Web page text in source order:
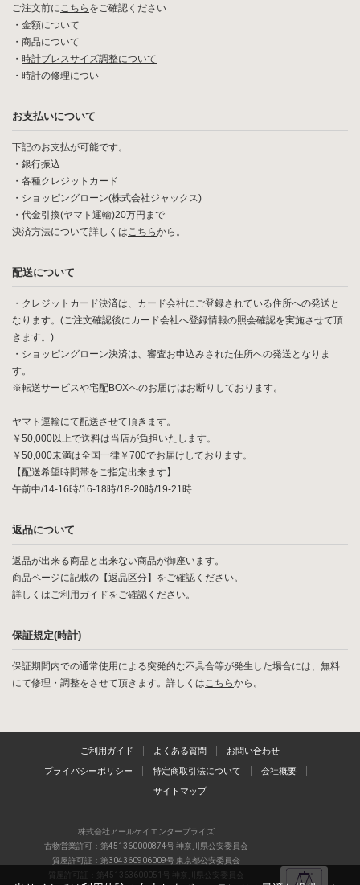
ご注文前にこちら をご確認ください
・ 金額について
・ 商品について
・ 時計ブレスサイズ調整について
・ 時計の修理につい
お支払いについて
下記のお支払が可能です。
・銀行振込
・各種クレジットカード
・ショッピングローン(株式会社ジャックス)
・代金引換(ヤマト運輸)20万円まで
決済方法について詳しくはこちらから。
配送について
・クレジットカード決済は、カード会社にご登録されている住所への発送と
なります。(ご注文確認後にカード会社へ登録情報の照会確認を実施させて頂
きます。)
・ショッピングローン決済は、審査お申込みされた住所への発送となりま
す。
※転送サービスや宅配BOXへのお届けはお断りしております。
ヤマト運輸にて配送させて頂きます。
￥50,000以上で送料は当店が負担いたします。
￥50,000未満は全国一律￥700でお届けしております。
【配送希望時間帯をご指定出来ます】
午前中/14-16時/16-18時/18-20時/19-21時
返品について
返品が出来る商品と出来ない商品が御座います。
商品ページに記載の【返品区分】をご確認ください。
詳しくはご利用ガイドをご確認ください。
保証規定(時計)
保証期間内での通常使用による突発的な不具合等が発生した場合には、無料
にて修理・調整をさせて頂きます。詳しくはこちらから。
ご利用ガイド よくある質問 お問い合わせ
プライバシーポリシー 特定商取引法について 会社概要
サイトマップ
株式会社アールケイエンタープライズ
古物営業許可：第451360000874号 神奈川県公安委員会
質屋許可証：第304360906009号 東京都公安委員会
質屋許可証：第451363600051号 神奈川県公安委員会